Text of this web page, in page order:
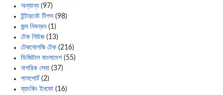
অন্যান্য (97)
ইন্টারনেট টিপস (98)
জন্ম নিবন্ধন(1)
টেক নিউজ(13)
টেকনোলজি টেক (216)
ডিজিটাল বাংলাদেশ(55)
নাগরিক সেবা (37)
পাসপোর্ট (2)
ব্যাংকিং ইনফো (16)